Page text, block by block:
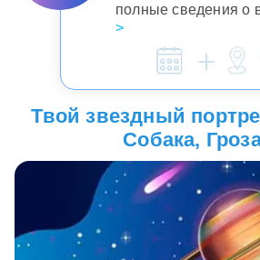
полные сведения о
>
Твой звездный
Собака,